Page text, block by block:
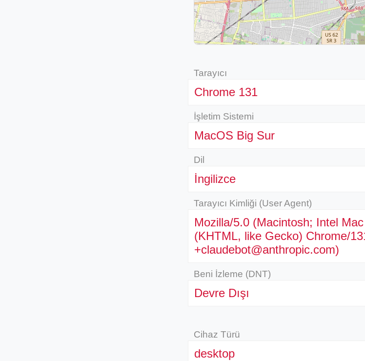
Tarayıcı
Chrome 131
İşletim Sistemi
MacOS Big Sur
Dil
İngilizce
Tarayıcı Kimliği (User Agent)
Mozilla/5.0 (Macintosh; Intel
(KHTML, like Gecko) Chrome/
+claudebot@anthropic.com)
Beni İzleme (DNT)
Devre Dışı
Cihaz Türü
desktop